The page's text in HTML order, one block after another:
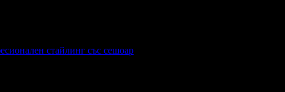
стайлинг със сешоар